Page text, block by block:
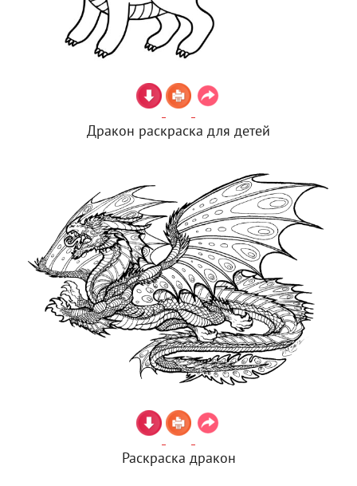
Дракон раскраска для детей
Раскраска дракон